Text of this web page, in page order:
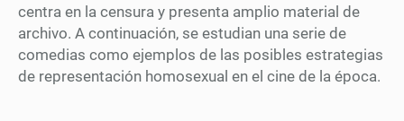
centra en la censura y presenta amplio material de
archivo. A continuación, se estudian una serie de
comedias como ejemplos de las posibles estrategias
de representación homosexual en el cine de la época.